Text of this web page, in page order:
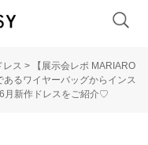
レス >
【展示会レポ MARIARO
るワイヤーバッグからインス
月新作ドレスをご紹介♡